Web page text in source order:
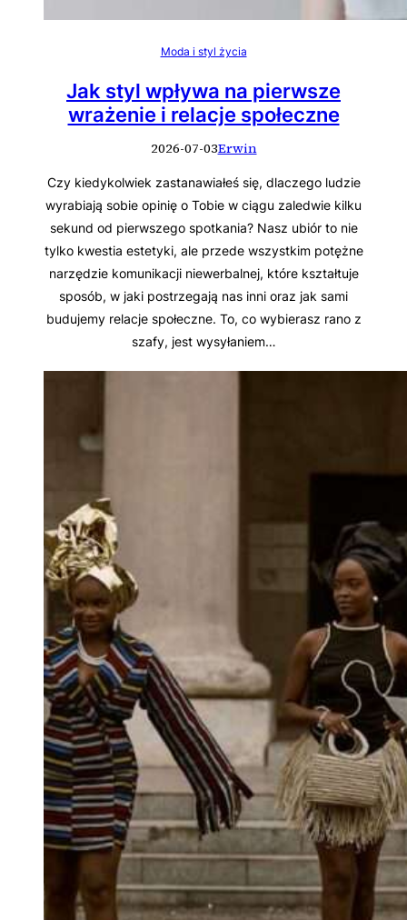
Moda i styl życia
Jak styl wpływa na pierwsze
wrażenie i relacje społeczne
2026-07-03Erwin
Czy kiedykolwiek zastanawiałeś się, dlaczego ludzie
wyrabiają sobie opinię o Tobie w ciągu zaledwie kilku
sekund od pierwszego spotkania? Nasz ubiór to nie
tylko kwestia estetyki, ale przede wszystkim potężne
narzędzie komunikacji niewerbalnej, które kształtuje
sposób, w jaki postrzegają nas inni oraz jak sami
budujemy relacje społeczne. To, co wybierasz rano z
szafy, jest wysyłaniem…